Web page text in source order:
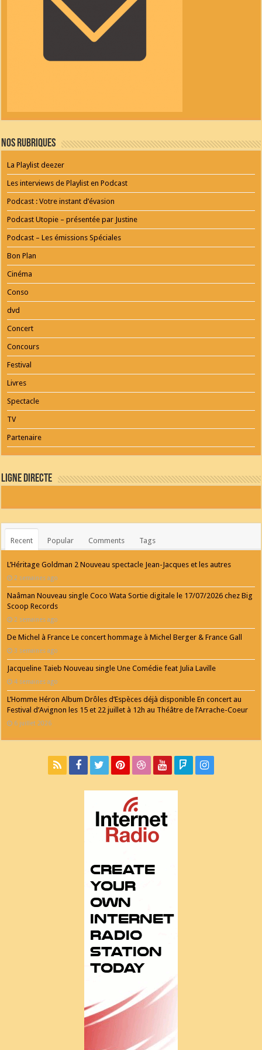
Nos Rubriques
La Playlist deezer
Les interviews de Playlist en Podcast
Podcast : Votre instant d’évasion
Podcast Utopie – présentée par Justine
Podcast – Les émissions Spéciales
Bon Plan
Cinéma
Conso
dvd
Concert
Concours
Festival
Livres
Spectacle
TV
Partenaire
Ligne Directe
Recent Popular Comments Tags
L’Héritage Goldman 2 Nouveau spectacle Jean-Jacques et les autres
2 semaines ago
Naâman Nouveau single Coco Wata Sortie digitale le 17/07/2026 chez Big
Scoop Records
2 semaines ago
De Michel à France Le concert hommage à Michel Berger & France Gall
3 semaines ago
Jacqueline Taieb Nouveau single Une Comédie feat Julia Laville
4 semaines ago
L’Homme Héron Album Drôles d’Espèces déjà disponible En concert au
Festival d’Avignon les 15 et 22 juillet à 12h au Théâtre de l’Arrache-Coeur
6 juillet 2026